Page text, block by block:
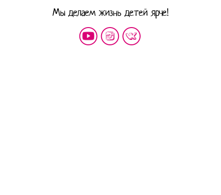
Мы делаем жизнь детей ярче!